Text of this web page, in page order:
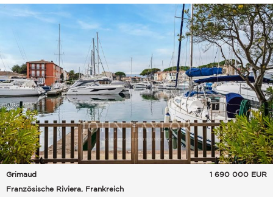
Grimaud
Französische Riviera, Frankreich
1 690 000 EUR